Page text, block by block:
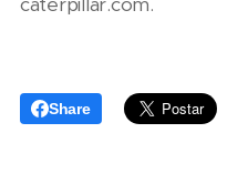
Share